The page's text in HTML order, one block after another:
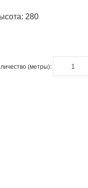
280
(метры):